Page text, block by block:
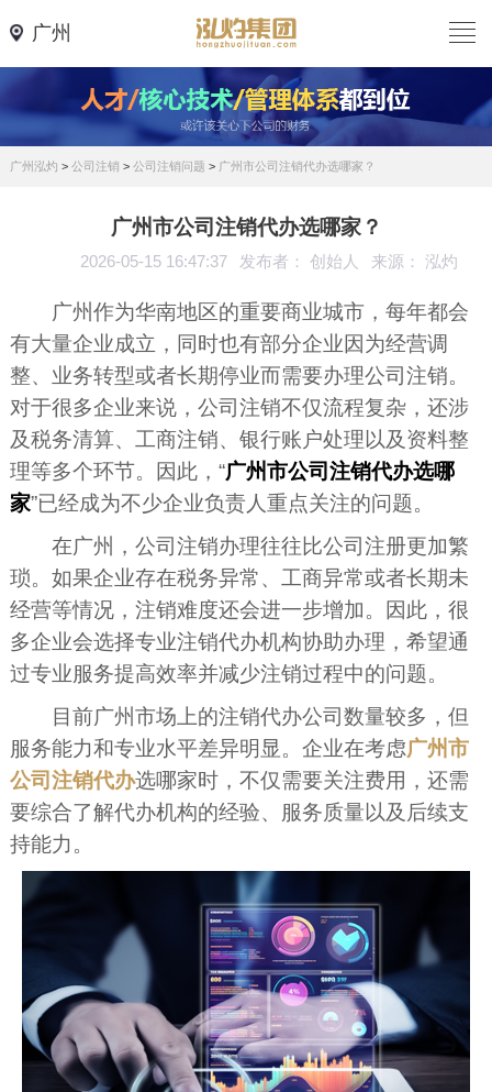
广州
广州泓灼 > 公司注销 > 公司注销问题 > 广州市公司注销代办选哪家？
广州市公司注销代办选哪家？
2026-05-15 16:47:37 发布者： 创始人 来源： 泓灼
广州作为华南地区的重要商业城市，每年都会
有大量企业成立，同时也有部分企业因为经营调
整、业务转型或者长期停业而需要办理公司注销。
对于很多企业来说，公司注销不仅流程复杂，还涉
及税务清算、工商注销、银行账户处理以及资料整
理等多个环节。因此，“广州市公司注销代办选哪
家”已经成为不少企业负责人重点关注的问题。
在广州，公司注销办理往往比公司注册更加繁
琐。如果企业存在税务异常、工商异常或者长期未
经营等情况，注销难度还会进一步增加。因此，很
多企业会选择专业注销代办机构协助办理，希望通
过专业服务提高效率并减少注销过程中的问题。
目前广州市场上的注销代办公司数量较多，但
服务能力和专业水平差异明显。企业在考虑广州市
公司注销代办选哪家时，不仅需要关注费用，还需
要综合了解代办机构的经验、服务质量以及后续支
持能力。